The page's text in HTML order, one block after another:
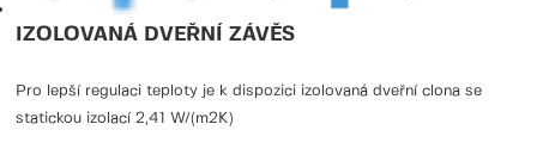
IZOLOVANÁ DVEŘNÍ ZÁVĚS
Pro lepší regulaci teploty je k dispozici izolovaná dveřní clona se
statickou izolací 2,41 W/(m2K)